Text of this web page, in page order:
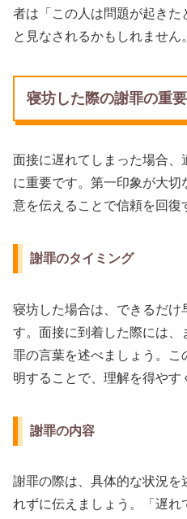
者は「この人は問題が起きた
と見なされるかもしれません。
寝坊した際の謝罪の重
面接に遅れてしまった場合、
に重要です。第一印象が大
意を伝えることで信頼を回復
謝罪のタイミング
寝坊した場合は、できるだ
す。面接に到着した際には
罪の言葉を述べましょう。こ
明することで、理解を得やす
謝罪の内容
謝罪の際は、具体的な状況
れずに伝えましょう。「遅れ